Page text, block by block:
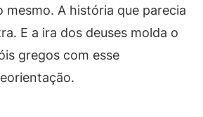
mesmo. A história que parecia
E a ira dos deuses molda o
gregos com esse